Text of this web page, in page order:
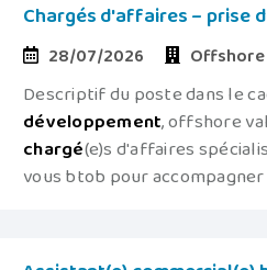
Chargés d'affaires – prise
28/07/2026
Descriptif du poste dans le
développement, offshore
chargé(e)s d'affaires
vous btob pour accompagner